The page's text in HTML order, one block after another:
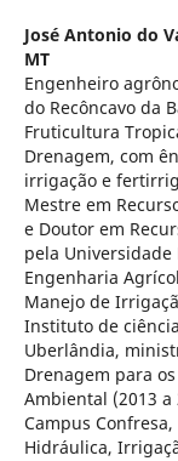
José Antonio do
MT
Engenheiro
do Recôncavo da
Fruticultura
Drenagem, com
irrigação e
Mestre em
e Doutor em
pela Universidade
Engenharia
Manejo de
Instituto de
Uberlândia,
Drenagem para
Ambiental (2013 a
Campus
Hidráulica,